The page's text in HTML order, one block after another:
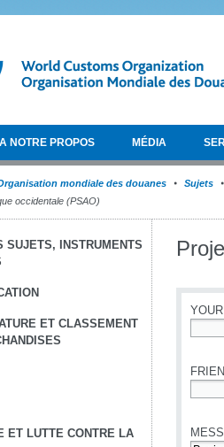
A NOTRE PROPOS MÉDIA
mondiale des douanes
Sujets
occidentale (PSAO)
SUJETS, INSTRUMENTS
ET CLASSEMENT
ET LUTTE CONTRE LA